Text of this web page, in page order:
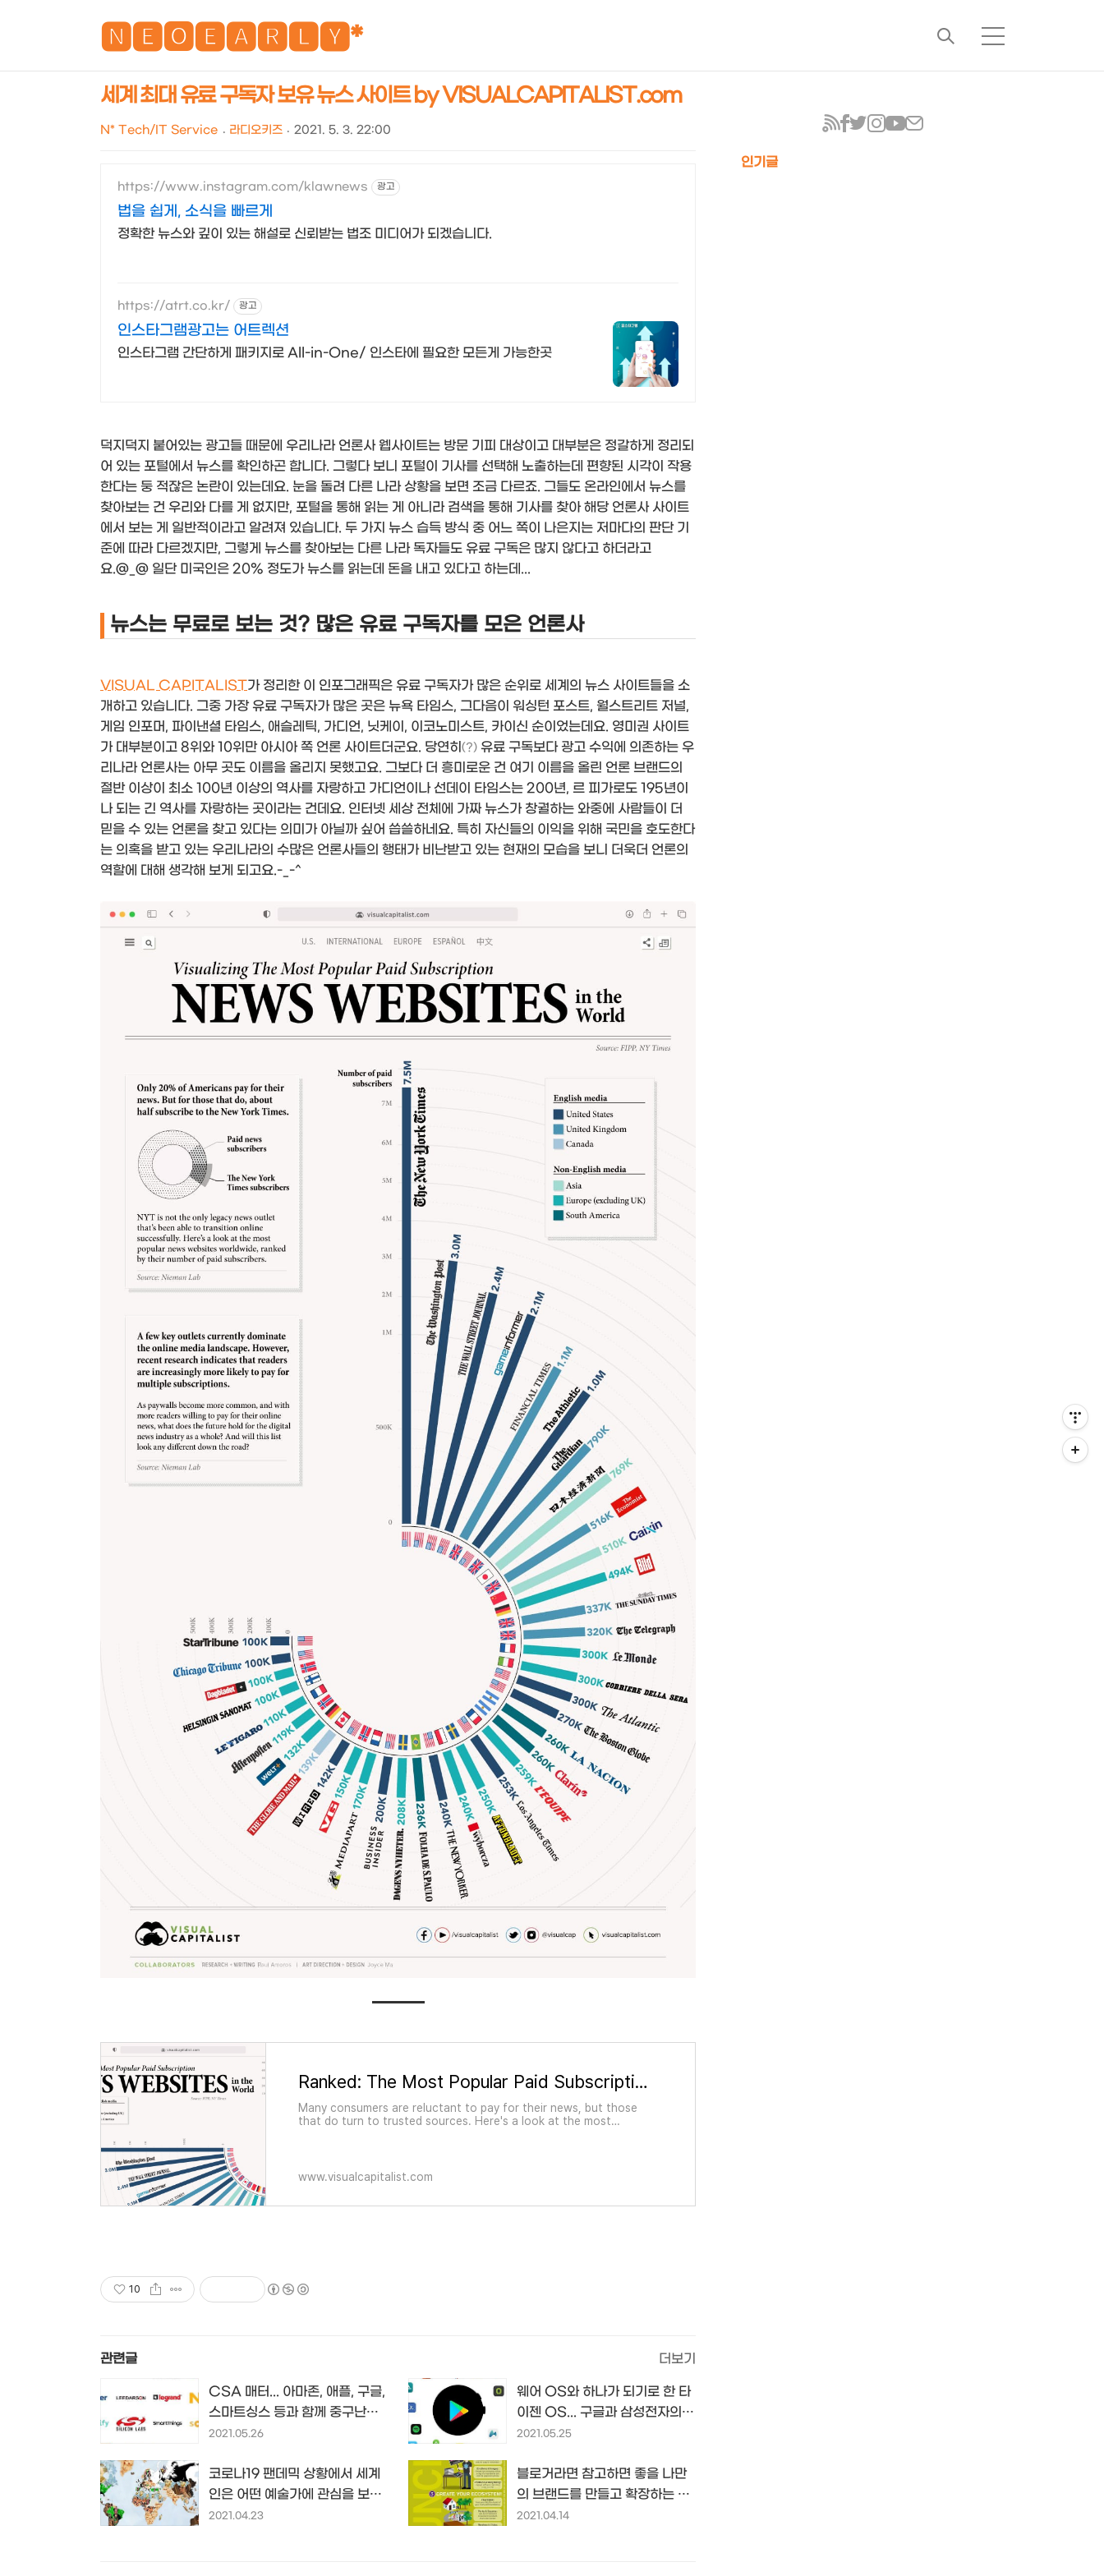
🅽🅴🅾🅴🅰🆁🅻🆈*NEOEARLY*
검
메
세계 최대 유료 구독자 보유 뉴스 사이트 by VISUALCAPITALIST.com
N* Tech/IT Service 라디오키즈 2021. 5. 3. 22:00
https://www.instagram.com/klawnews 광고
법을 쉽게, 소식을 빠르게
정확한 뉴스와 깊이 있는 해설로 신뢰받는 법조 미디어가 되겠습니다.
https://atrt.co.kr/ 광고
인스타그램광고는 어트렉션
인스타그램 간단하게 패키지로 All-in-One/ 인스타에 필요한 모든게 가능한곳
덕지덕지 붙어있는 광고들 때문에 우리나라 언론사 웹사이트는 방문 기피 대상이고 대부분은 정갈하게 정리되
어 있는 포털에서 뉴스를 확인하곤 합니다. 그렇다 보니 포털이 기사를 선택해 노출하는데 편향된 시각이 작용
한다는 둥 적잖은 논란이 있는데요. 눈을 돌려 다른 나라 상황을 보면 조금 다르죠. 그들도 온라인에서 뉴스를
찾아보는 건 우리와 다를 게 없지만, 포털을 통해 읽는 게 아니라 검색을 통해 기사를 찾아 해당 언론사 사이트
에서 보는 게 일반적이라고 알려져 있습니다. 두 가지 뉴스 습득 방식 중 어느 쪽이 나은지는 저마다의 판단 기
준에 따라 다르겠지만, 그렇게 뉴스를 찾아보는 다른 나라 독자들도 유료 구독은 많지 않다고 하더라고
요.@_@ 일단 미국인은 20% 정도가 뉴스를 읽는데 돈을 내고 있다고 하는데...
뉴스는 무료로 보는 것? 많은 유료 구독자를 모은 언론사
VISUAL CAPITALIST가 정리한 이 인포그래픽은 유료 구독자가 많은 순위로 세계의 뉴스 사이트들을 소
개하고 있습니다. 그중 가장 유료 구독자가 많은 곳은 뉴욕 타임스, 그다음이 워싱턴 포스트, 월스트리트 저널,
게임 인포머, 파이낸셜 타임스, 애슬레틱, 가디언, 닛케이, 이코노미스트, 카이신 순이었는데요. 영미권 사이트
가 대부분이고 8위와 10위만 아시아 쪽 언론 사이트더군요. 당연히 (?) 유료 구독보다 광고 수익에 의존하는 우
리나라 언론사는 아무 곳도 이름을 올리지 못했고요. 그보다 더 흥미로운 건 여기 이름을 올린 언론 브랜드의
절반 이상이 최소 100년 이상의 역사를 자랑하고 가디언이나 선데이 타임스는 200년, 르 피가로도 195년이
나 되는 긴 역사를 자랑하는 곳이라는 건데요. 인터넷 세상 전체에 가짜 뉴스가 창궐하는 와중에 사람들이 더
믿을 수 있는 언론을 찾고 있다는 의미가 아닐까 싶어 씁쓸하네요. 특히 자신들의 이익을 위해 국민을 호도한다
는 의혹을 받고 있는 우리나라의 수많은 언론사들의 행태가 비난받고 있는 현재의 모습을 보니 더욱더 언론의
역할에 대해 생각해 보게 되고요.-_-^
Ranked: The Most Popular Paid Subscription News Websites
Many consumers are reluctant to pay for their news, but those
that do turn to trusted sources. Here's a look at the most
www.visualcapitalist.com
10
관련글 더보기
CSA 매터... 아마존, 애플, 구글,
스마트싱스 등과 함께 중구난방
스마트홈의 새로운 표준 규격을
2021.05.26
웨어 OS와 하나가 되기로 한 타
이젠 OS... 구글과 삼성전자의
만남으로 스마트 워치는 진일보
2021.05.25
코로나19 팬데믹 상황에서 세계
인은 어떤 예술가에 관심을 보였
나...?! 인포그래픽 by
2021.04.23
블로거라면 참고하면 좋을 나만
의 브랜드를 만들고 확장하는 9
가지 방법과 전략... 인포그래픽
2021.04.14
인기글